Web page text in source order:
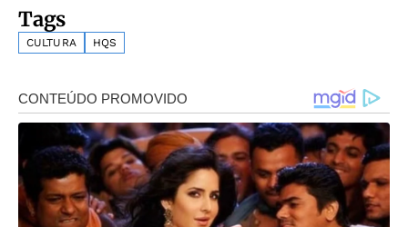
Tags
CULTURA HQS